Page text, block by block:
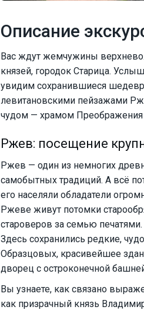
Описание
Вас ждут жемчужины
князей, городок Старица.
увидим сохранившиеся
левитановскими пейзажами
чудом — храмом Преображения
Ржев: посещение
Ржев — один из немногих
самобытных традиций. А всё
его населяли обладатели
Ржеве живут потомки
староверов за семью печатями.
Здесь сохранились редкие,
Образцовых, красивейшее
дворец с остроконечной
Вы узнаете, как связано
как призрачный князь